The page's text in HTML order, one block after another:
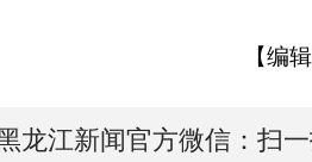
【编
龙江新闻官方微信：扫